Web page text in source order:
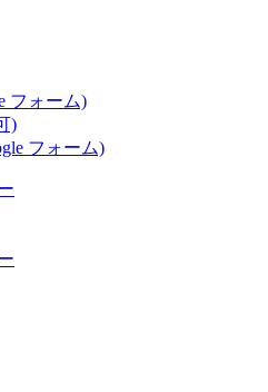
フォーム)
)
フォーム)